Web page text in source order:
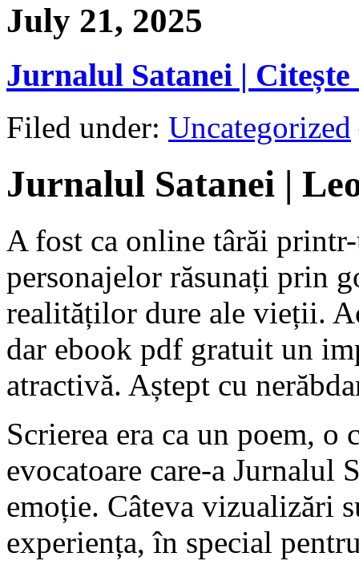
July 21, 2025
Jurnalul Satanei |
Filed under: Uncategorized
Jurnalul Satanei |
A fost ca online târăi
personajelor răsunați prin
realităților dure ale vieții.
dar ebook pdf gratuit un
atractivă. Aștept cu
Scrierea era ca un poem, o
evocatoare care-a Jurnalul
emoție. Câteva vizualizări
experiența, în special